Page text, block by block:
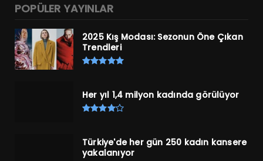
POPÜLER YAYINLAR
2025 Kış Modası: Sezonun Öne Çıkan
Trendleri
Her yıl 1,4 milyon kadında görülüyor
Türkiye'de her gün 250 kadın kansere
yakalanıyor